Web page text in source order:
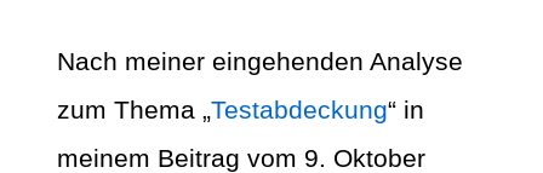
Nach meiner eingehenden Analyse
zum Thema „ Testabdeckung“ in
meinem Beitrag vom 9. Oktober